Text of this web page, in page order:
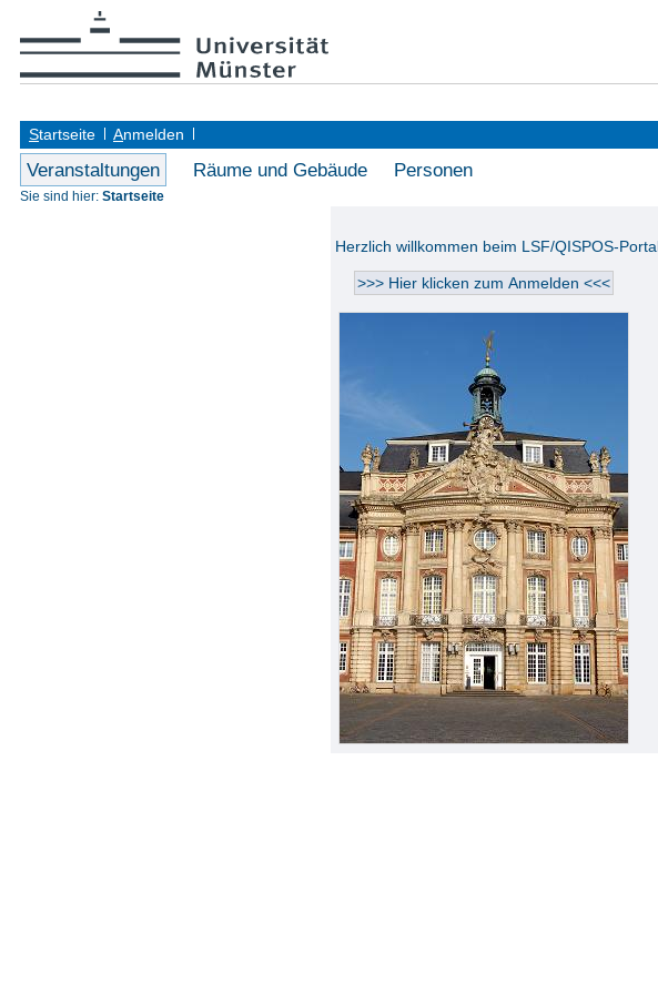
Startseite Anmelden
Veranstaltungen Räume und Gebäude Personen
Sie sind hier: Startseite
Herzlich willkommen beim LSF/QISPOS-Portal